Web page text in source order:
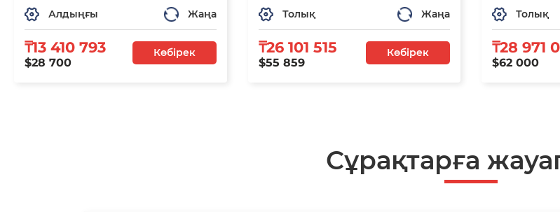
Алдыңғы
Жаңа
₸13 410 793
$28 700
Көбірек
Толық
Жаңа
₸26 101 515
$55 859
Көбірек
Толық
₸28 971
$62 000
Сұрақтарға